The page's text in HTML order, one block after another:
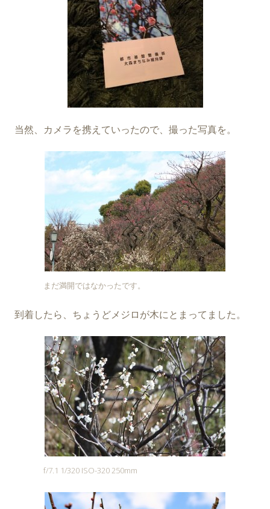
当然、カメラを携えていったので、撮った写真を。
まだ満開ではなかったです。
到着したら、ちょうどメジロが木にとまってました。
f/7.1 1/320 ISO-320 250mm